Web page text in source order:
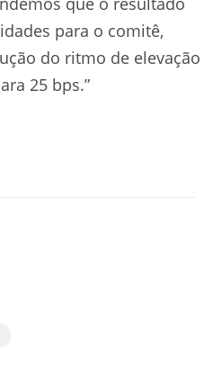
para o comitê,
do ritmo de elevação
25 bps.”